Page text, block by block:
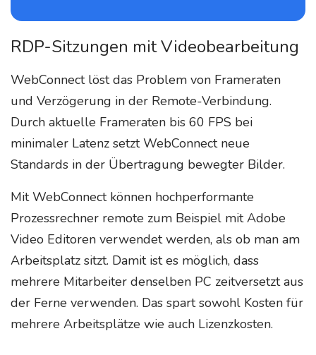
RDP-Sitzungen mit Videobearbeitung
WebConnect löst das Problem von Frameraten
und Verzögerung in der Remote-Verbindung.
Durch aktuelle Frameraten bis 60 FPS bei
minimaler Latenz setzt WebConnect neue
Standards in der Übertragung bewegter Bilder.
Mit WebConnect können hochperformante
Prozessrechner remote zum Beispiel mit Adobe
Video Editoren verwendet werden, als ob man am
Arbeitsplatz sitzt. Damit ist es möglich, dass
mehrere Mitarbeiter denselben PC zeitversetzt aus
der Ferne verwenden. Das spart sowohl Kosten für
mehrere Arbeitsplätze wie auch Lizenzkosten.